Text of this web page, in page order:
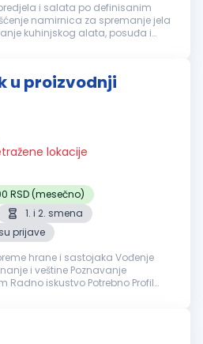
namirnica za spremanje jela
kuhinjskog alata, posuđa i
u proizvodnji
lokacije
RSD (mesečno)
1. i 2. smena
prijave